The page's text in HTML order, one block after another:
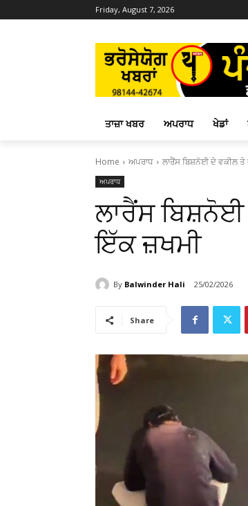
Friday, August 7, 2026
ਤਾਜ਼ਾ ਖਬਰ ਅਪਰਾਧ ਖੇਡਾਂ
Home ਅਪਰਾਧ ਲਾਰੈਂਸ ਬਿਸ਼ਨੋਈ ਦੇ ਵਕੀਲ
ਅਪਰਾਧ
ਲਾਰੈਂਸ
ਇੱਕ ਜ਼ਖਮੀ
By Balwinder Hali 25/02/2026
Share